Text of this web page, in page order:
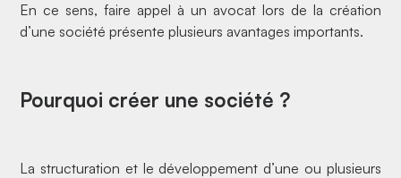
En ce sens, faire appel à un avocat lors de la création
d’une société présente plusieurs avantages importants.
Pourquoi créer une société ?
La structuration et le développement d’une ou plusieurs